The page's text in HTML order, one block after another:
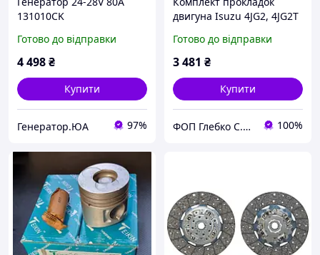
131010CK
Готово до відправки
4 498₴
Купити
Генератор.ЮА 97%
двигуна Isuzu 4JG2, 4JG2T
Готово до відправки
3 481 ₴
Купити
ФОП Глебко С.Ю. 100%